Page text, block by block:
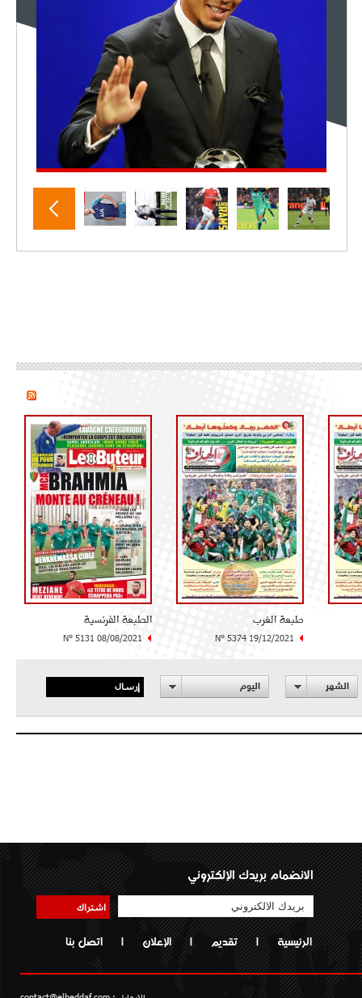
طبعة الغرب
N° 5374 19/12/2021
الطبعة الفرنسية
N° 5131 08/08/2021
الشهر اليوم إرسال
الانضمام بريدك الإلكتروني
اشتراك
الرئيسية | تقديم | الإعلان | اتصل بنا